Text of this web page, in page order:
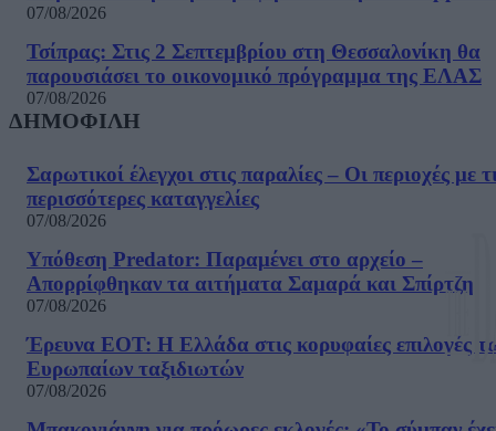
07/08/2026
Τσίπρας: Στις 2 Σεπτεμβρίου στη Θεσσαλονίκη θα
παρουσιάσει το οικονομικό πρόγραμμα της ΕΛΑΣ
07/08/2026
ΔΗΜΟΦΙΛΗ
Σαρωτικοί έλεγχοι στις παραλίες – Οι περιοχές με
περισσότερες καταγγελίες
07/08/2026
Υπόθεση Predator: Παραμένει στο αρχείο –
Απορρίφθηκαν τα αιτήματα Σαμαρά και Σπίρτζη
07/08/2026
Έρευνα ΕΟΤ: Η Ελλάδα στις κορυφαίες επιλογές
Ευρωπαίων ταξιδιωτών
07/08/2026